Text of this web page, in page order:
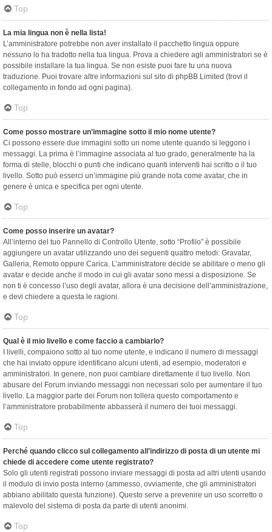
Top
La mia lingua non è nella lista!
L’amministratore potrebbe non aver installato il pacchetto lingua oppure
nessuno lo ha tradotto nella tua lingua. Prova a chiedere agli amministratori se è
possibile installare la tua lingua. Se non esiste puoi fare tu una nuova
traduzione. Puoi trovare altre informazioni sul sito di phpBB Limited (trovi il
collegamento in fondo ad ogni pagina).
Top
Come posso mostrare un’immagine sotto il mio nome utente?
Ci possono essere due immagini sotto un nome utente quando si leggono i
messaggi. La prima è l’immagine associata al tuo grado, generalmente ha la
forma di stelle, blocchi o punti che indicano quanti interventi hai scritto o il tuo
livello. Sotto può esserci un’immagine più grande nota come avatar, che in
genere è unica e specifica per ogni utente.
Top
Come posso inserire un avatar?
All’interno del tuo Pannello di Controllo Utente, sotto “Profilo” è possibile
aggiungere un avatar utilizzando uno dei seguenti quattro metodi: Gravatar,
Galleria, Remoto oppure Carica. L’amministratore decide se abilitare o meno gli
avatar e decide anche il modo in cui gli avatar sono messi a disposizione. Se
non ti è concesso l’uso degli avatar, allora è una decisione dell’amministrazione,
e devi chiedere a questa le ragioni.
Top
Qual è il mio livello e come faccio a cambiarlo?
I livelli, compaiono sotto al tuo nome utente, e indicano il numero di messaggi
che hai inviato oppure identificano alcuni utenti, ad esempio, moderatori e
amministratori. In genere, non puoi cambiare direttamente il tuo livello. Non
abusare del Forum inviando messaggi non necessari solo per aumentare il tuo
livello. La maggior parte dei Forum non tollera questo comportamento e
l’amministratore probabilmente abbasserà il numero dei tuoi messaggi.
Top
Perché quando clicco sul collegamento all’indirizzo di posta di un utente mi
chiede di accedere come utente registrato?
Solo gli utenti registrati possono inviare messaggi di posta ad altri utenti usando
il modulo di invio posta interno (ammesso, ovviamente, che gli amministratori
abbiano abilitato questa funzione). Questo serve a prevenire un uso scorretto o
malevolo del sistema di posta da parte di utenti anonimi.
Top